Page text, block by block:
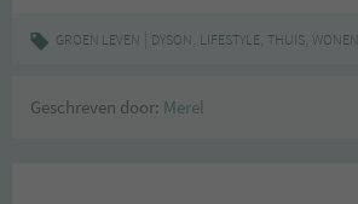
GROEN LEVEN DYSON, LIFESTYLE, THUIS, WONEN
Geschreven door: Merel